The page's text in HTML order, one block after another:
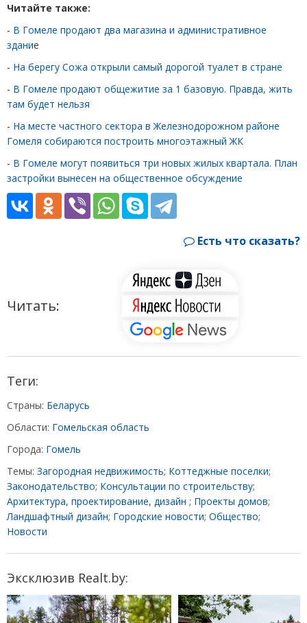
Читайте также:
- В Гомеле продают два магазина и административное
здание
- На берегу Сожа открыли самый дорогой туалет в стране
- В Гомеле продают общежитие за 1 базовую. Правда, жить
там будет нельзя
- На месте частного сектора в Железнодорожном районе
Гомеля собираются построить многоэтажный ЖК
- В Гомеле могут появиться три новых жилых квартала. План
застройки вынесен на общественное обсуждение
Есть что сказать?
Читать:
Теги:
Страны: Беларусь
Области: Гомельская область
Города: Гомель
Темы: Загородная недвижимость; Коттеджные поселки;
Законодательство; Консультации по строительству;
Архитектура, проектирование, дизайн ; Проекты домов;
Ландшафтный дизайн; Городские новости; Общество;
Новости
Эксклюзив Realt.by: